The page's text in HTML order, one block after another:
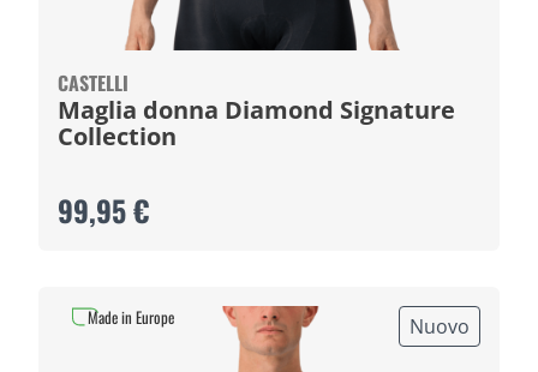
CASTELLI
Maglia donna Diamond Signature
Collection
99,95 €
Nuovo
Made in Europe